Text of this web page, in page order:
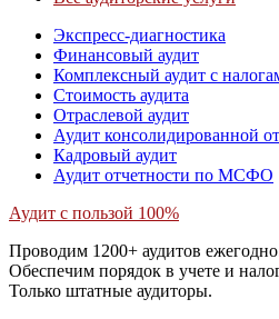
Экспресс-диагностика
Финансовый аудит
Комплексный аудит с
Стоимость аудита
Отраслевой аудит
Аудит консолидированной
Кадровый аудит
Аудит отчетности по МСФО
Аудит с пользой 100%
Проводим 1200+ аудитов
Обеспечим порядок в учете и
Только штатные аудиторы.